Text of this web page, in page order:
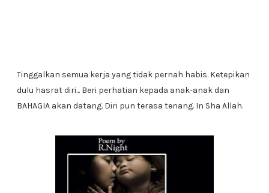
Tinggalkan semua kerja yang tidak pernah habis. Ketepikan
dulu hasrat diri... Beri perhatian kepada anak-anak dan
BAHAGIA akan datang. Diri pun terasa tenang. In Sha Allah.